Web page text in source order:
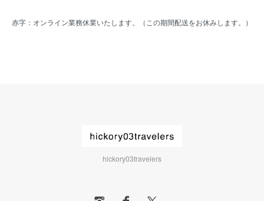
赤字：オンライン業務休業いたします。（この期間配送をお休みします。）
hickory03travelers